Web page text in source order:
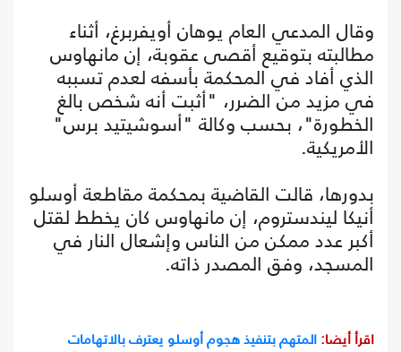
وقال المدعي العام يوهان أويفربرغ، أثناء
مطالبته بتوقيع أقصى عقوبة، إن مانهاوس
الذي أفاد في المحكمة بأسفه لعدم تسببه
في مزيد من الضرر، "أثبت أنه شخص بالغ
الخطورة"، بحسب وكالة "أسوشيتيد برس"
الأمريكية.
بدورها، قالت القاضية بمحكمة مقاطعة أوسلو
أنيكا ليندستروم، إن مانهاوس كان يخطط لقتل
أكبر عدد ممكن من الناس وإشعال النار في
المسجد، وفق المصدر ذاته.
اقرأ أيضا: المتهم بتنفيذ هجوم أوسلو يعترف بالاتهامات